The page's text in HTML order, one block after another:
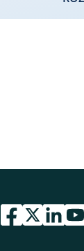
przejdź do
przejdź do
przejdź